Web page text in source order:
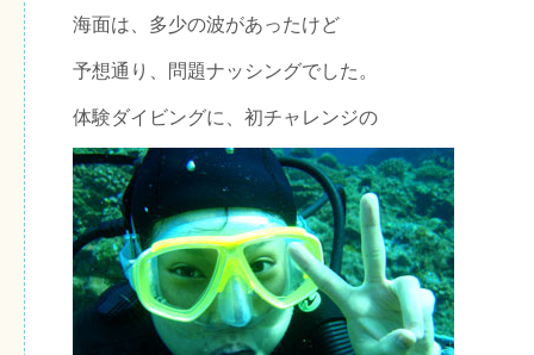
海面は、多少の波があったけど
予想通り、問題ナッシングでした。
体験ダイビングに、初チャレンジの